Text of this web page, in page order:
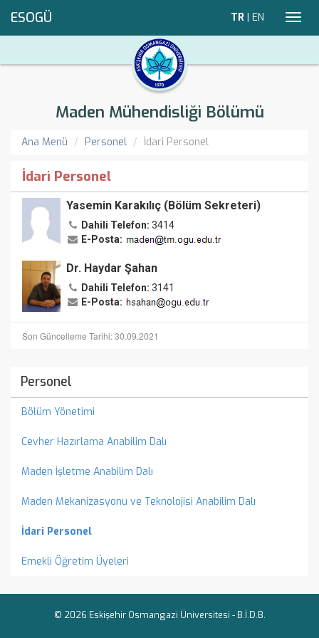
ESOGÜ TR | EN
Maden Mühendisliği Bölümü
Ana Menü Personel İdari Personel
İdari Personel
Yasemin Karakılıç (Bölüm Sekreteri)
Dahili Telefon: 3414
E-Posta:
Dr. Haydar Şahan
Dahili Telefon: 3141
E-Posta:
Son Güncelleme Tarihi: 30.09.2021
Personel
Bölüm Yönetimi
Cevher Hazırlama Anabilim Dalı
Maden İşletme Anabilim Dalı
Maden Mekanizasyonu ve Teknolojisi Anabilim Dalı
İdari Personel
Emekli Öğretim Üyeleri
© 2026 Eskişehir Osmangazi Üniversitesi - B.İ.D.B.